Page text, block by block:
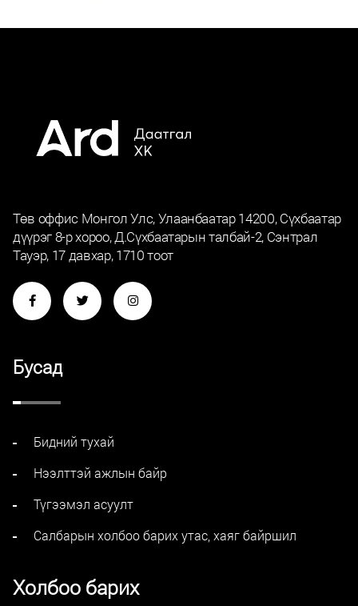
Төв оффис Монгол Улс, Улаанбаатар 14200, Сүхбаатар
дүүрэг 8-р хороо, Д.Сүхбаатарын талбай-2, Сэнтрал
Тауэр, 17 давхар, 1710 тоот
Бусад
Бидний тухай
Нээлттэй ажлын байр
Түгээмэл асуулт
Салбарын холбоо барих утас, хаяг байршил
Холбоо барих